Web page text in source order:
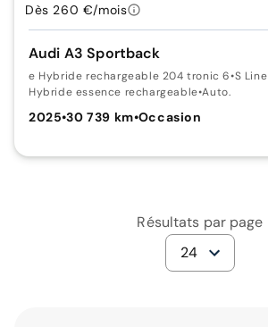
Audi A3 Sportback
e Hybride rechargeable 204 tronic 6•S Line
Hybride essence rechargeable•Auto.
2025•30 739 km•Occasion
Dès 260 €/mois
Résultats par page
24